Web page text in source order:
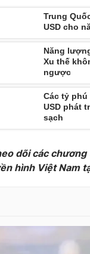
lai
Infographic
Trung
USD cho
Năng
Xu thế
ngược
Các tỷ phú
USD phát
sạch
dõi các
hình Việt Nam